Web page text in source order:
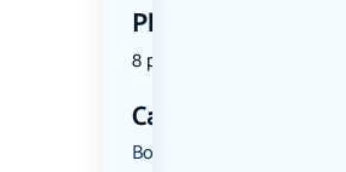
Plekken
8 plekken beschikbaar
Categorie
Borrelen